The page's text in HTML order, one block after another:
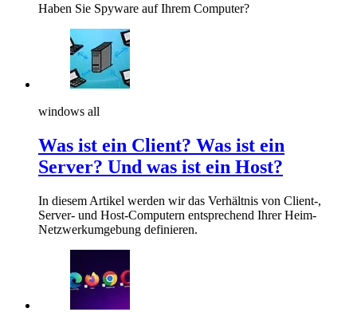
Haben Sie Spyware auf Ihrem Computer?
windows all
Was ist ein Client? Was ist ein
Server? Und was ist ein Host?
In diesem Artikel werden wir das Verhältnis von Client-,
Server- und Host-Computern entsprechend Ihrer Heim-
Netzwerkumgebung definieren.